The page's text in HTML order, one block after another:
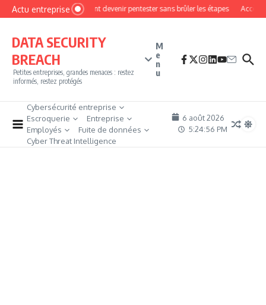
Aller au contenu
Actu entrepriseComment devenir pentester sans brûler les étapes Accès
DATA SECURITY
BREACH
Petites entreprises, grandes menaces : restez
informés, restez protégés
M
e
n
u
Cybersécurité entreprise
Escroquerie
Entreprise
Employés
Fuite de données
Cyber Threat Intelligence
6 août 2026
5:24:56 PM